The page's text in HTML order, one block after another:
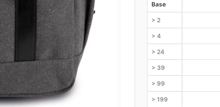
Base
> 2
> 4
> 24
> 39
> 99
> 199